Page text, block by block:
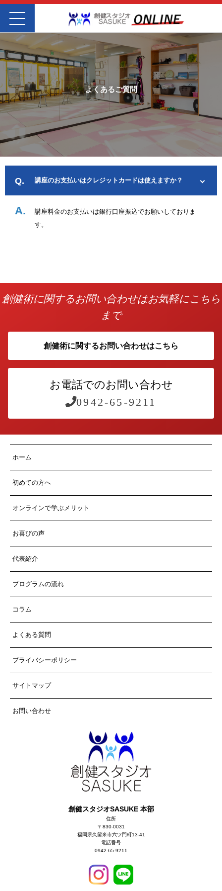
よくあるご質問
講座のお支払いはクレジットカードは使えますか？
講座料金のお支払いは銀行口座振込でお願いしておりま
す。
創健術に関するお問い合わせはお気軽にこちら
まで
創健術に関するお問い合わせはこちら
お電話でのお問い合わせ
0942-65-9211
ホーム
初めての方へ
オンラインで学ぶメリット
お喜びの声
代表紹介
プログラムの流れ
コラム
よくある質問
プライバシーポリシー
サイトマップ
お問い合わせ
創健スタジオSASUKE 本部
住所
〒830-0031
福岡県久留米市六ツ門町13-41
電話番号
0942-65-9211